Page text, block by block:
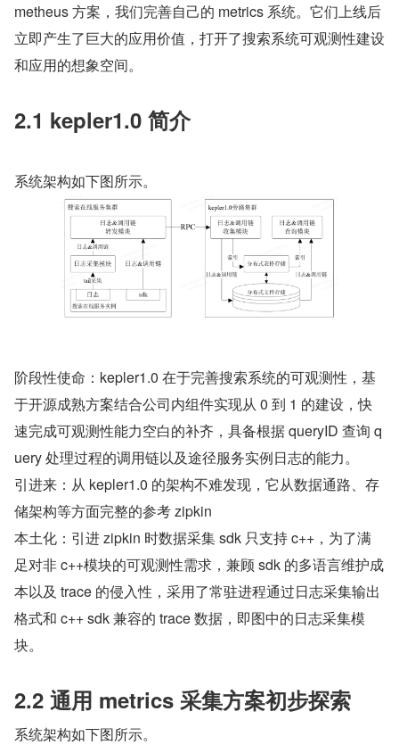
metheus 方案，我们完善自己的 metrics 系统。它们上线后
立即产生了巨大的应用价值，打开了搜索系统可观测性建设
和应用的想象空间。
2.1 kepler1.0 简介
系统架构如下图所示。
阶段性使命：kepler1.0 在于完善搜索系统的可观测性，基
于开源成熟方案结合公司内组件实现从 0 到 1 的建设，快
速完成可观测性能力空白的补齐，具备根据 queryID 查询 q
uery 处理过程的调用链以及途径服务实例日志的能力。
引进来：从 kepler1.0 的架构不难发现，它从数据通路、存
储架构等方面完整的参考 zipkin
本土化：引进 zipkin 时数据采集 sdk 只支持 c++，为了满
足对非 c++模块的可观测性需求，兼顾 sdk 的多语言维护成
本以及 trace 的侵入性，采用了常驻进程通过日志采集输出
格式和 c++ sdk 兼容的 trace 数据，即图中的日志采集模
块。
2.2 通用 metrics 采集方案初步探索
系统架构如下图所示。